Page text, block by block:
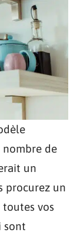
nombre de
un
procurez un
vos
sont